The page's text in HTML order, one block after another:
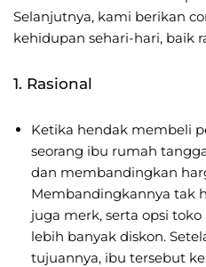
Selanjutnya, kami berikan
kehidupan sehari-hari, baik
1. Rasional
Ketika hendak membeli
seorang ibu rumah
dan membandingkan
Membandingkannya tak
juga merk, serta opsi toko
lebih banyak diskon.
tujuannya, ibu tersebut